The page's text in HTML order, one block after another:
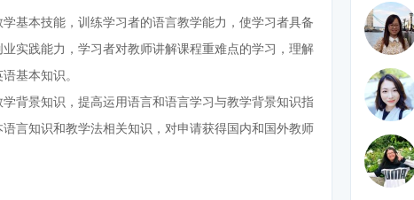
基本技能，训练学习者的语言教学能力，使学习者具备
实践能力，学习者对教师讲解课程重难点的学习，理解
基本知识。
背景知识，提高运用语言和语言学习与教学背景知识指
言知识和教学法相关知识，对申请获得国内和国外教师